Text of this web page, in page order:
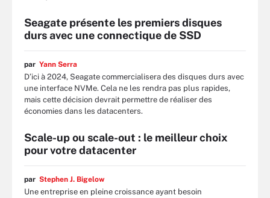
Seagate présente les premiers disques
durs avec une connectique de SSD
par Yann Serra
D’ici à 2024, Seagate commercialisera des disques durs avec
une interface NVMe. Cela ne les rendra pas plus rapides,
mais cette décision devrait permettre de réaliser des
économies dans les datacenters.
Scale-up ou scale-out : le meilleur choix
pour votre datacenter
par Stephen J. Bigelow
Une entreprise en pleine croissance ayant besoin